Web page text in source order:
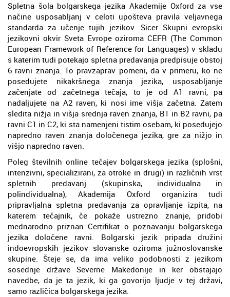
Spletna šola bolgarskega jezika Akademije Oxford za vse
načine usposabljanj v celoti upošteva pravila veljavnega
standarda za učenje tujih jezikov. Sicer Skupni evropski
jezikovni okvir Sveta Evrope oziroma CEFR (The Common
European Framework of Reference for Languages) v skladu
s katerim tudi potekajo spletna predavanja predpisuje obstoj
6 ravni znanja. To pravzaprav pomeni, da v primeru, ko ne
posedujete nikakršnega znanja jezika, usposabljanje
začenjate od začetnega tečaja, to je od A1 ravni, pa
nadaljujete na A2 raven, ki nosi ime višja začetna. Zatem
sledita nižja in višja srednja raven znanja, B1 in B2 ravni, pa
ravni C1 in C2, ki sta namenjeni tistim osebam, ki posedujejo
napredno raven znanja določenega jezika, gre za nižjo in
višjo napredno raven.
Poleg številnih online tečajev bolgarskega jezika (splošni,
intenzivni, specializirani, za otroke in drugi) in različnih vrst
spletnih predavanj (skupinska, individualna in
polindividualna), Akademija Oxford organizira tudi
pripravljalna spletna predavanja za opravljanje izpita, na
katerem tečajnik, če pokaže ustrezno znanje, pridobi
mednarodno priznan Certifikat o poznavanju bolgarskega
jezika določene ravni. Bolgarski jezik pripada družini
indoevropskih jezikov slovanske oziroma južnoslovanske
skupine. Šteje se, da ima veliko podobnosti z jezikom
sosednje države Severne Makedonije in ker obstajajo
navedbe, da je ta jezik, ki ga govorijo ljudje v tej državi,
samo različica bolgarskega jezika.